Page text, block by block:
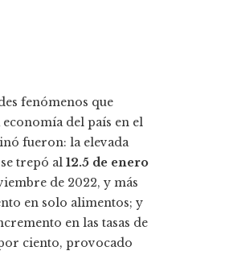
fenómenos que
del país en el
fueron: la elevada
trepó al 12.5 de enero
de 2022, y más
en solo alimentos; y
en las tasas de
ciento, provocado